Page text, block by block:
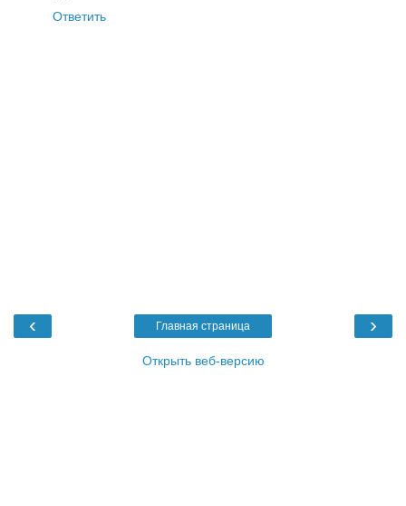
Ответить
‹ ›
Главная страница
Открыть веб-версию